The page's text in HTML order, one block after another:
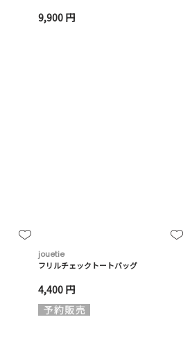
9,900 円
jouetie
フリルチェックトートバッグ
4,400 円